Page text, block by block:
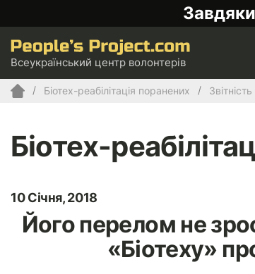
Всеукраїнський центр волонтерів
Біотех-реабілітація поранених Звітність
Біотех-
10 Січня, 2018
Його перелом не
«Біотеху»